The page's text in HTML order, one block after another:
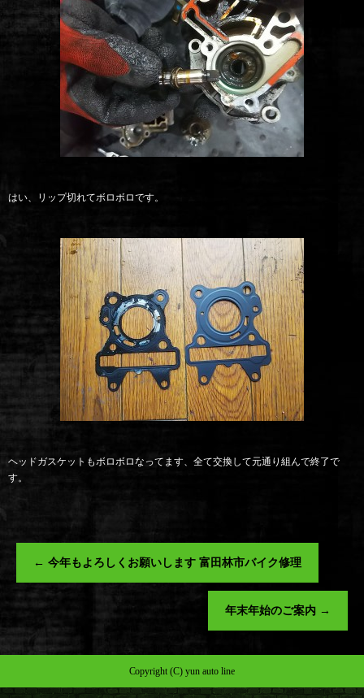
はい、リップ切れてボロボロです。
ヘッドガスケットもボロボロなってます、全て交換して元通り組んで終了で
す。
← 今年もよろしくお願いします 富田林市バイク修理
年末年始のご案内 →
Copyright (C) yun auto line